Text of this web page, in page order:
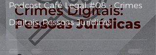
Podcast Café Legal #08 - Crimes
Digitais: Pessoas Jurídicas